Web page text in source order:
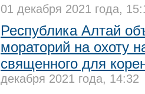
01 декабря 2021 года,
Республика Алтай
мораторий на охоту
священного для
декабря 2021 года, 14:32